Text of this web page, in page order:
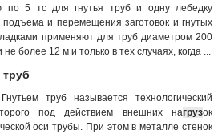
по 5 тс для гнутья труб и одну лебедку
и перемещения заготовок и гнутых
применяют для труб диаметром 200
более 12 м и только в тех случаях, когда ...
труб называется технологический
под действием внешних нагрузок
оси трубы. При этом в металле стенок